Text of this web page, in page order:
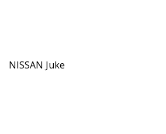
NISSAN Juke